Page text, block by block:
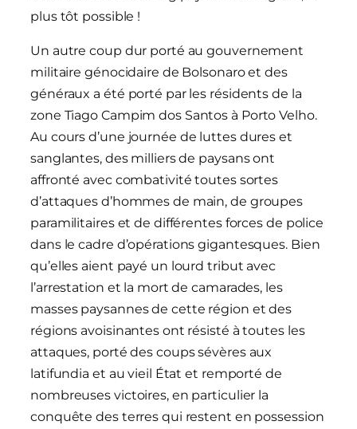
plus tôt possible !
Un autre coup dur porté au gouvernement
militaire génocidaire de Bolsonaro et des
généraux a été porté par les résidents de la
zone Tiago Campim dos Santos à Porto Velho.
Au cours d’une journée de luttes dures et
sanglantes, des milliers de paysans ont
affronté avec combativité toutes sortes
d’attaques d’hommes de main, de groupes
paramilitaires et de différentes forces de police
dans le cadre d’opérations gigantesques. Bien
qu’elles aient payé un lourd tribut avec
l’arrestation et la mort de camarades, les
masses paysannes de cette région et des
régions avoisinantes ont résisté à toutes les
attaques, porté des coups sévères aux
latifundia et au vieil État et remporté de
nombreuses victoires, en particulier la
conquête des terres qui restent en possession